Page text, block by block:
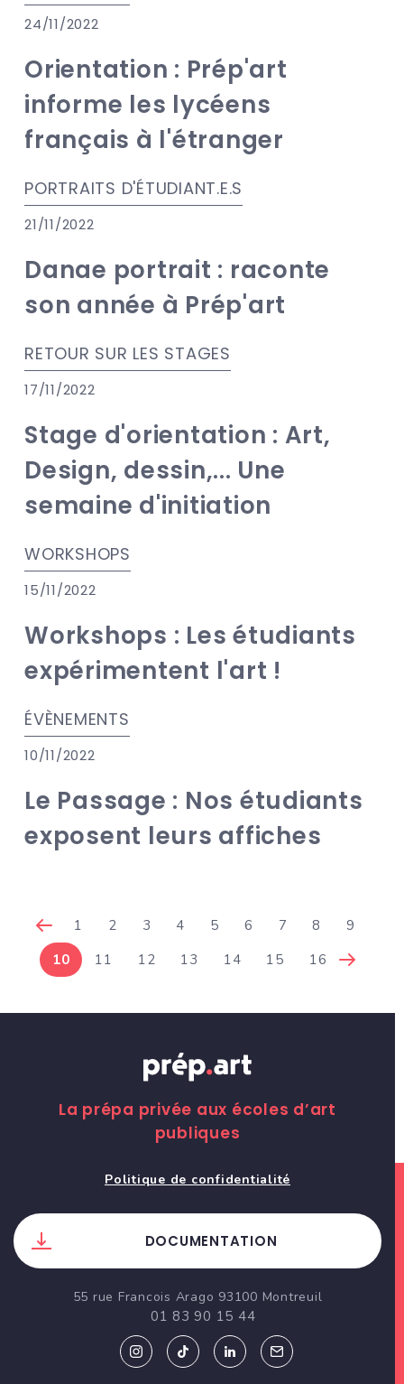
24/11/2022
Orientation : Prép'art
informe les lycéens
français à l'étranger
PORTRAITS D'ÉTUDIANT.E.S
21/11/2022
Danae portrait : raconte
son année à Prép'art
RETOUR SUR LES STAGES
17/11/2022
Stage d'orientation : Art,
Design, dessin,... Une
semaine d'initiation
WORKSHOPS
15/11/2022
Workshops : Les étudiants
expérimentent l'art !
ÉVÈNEMENTS
10/11/2022
Le Passage : Nos étudiants
exposent leurs affiches
1 2 3 4 5 6 7 8
9
10
11 12 13 14 15 16
La prépa privée aux écoles d’art
publiques
Politique de confidentialité
DOCUMENTATION
55 rue Francois Arago 93100 Montreuil
01 83 90 15 44